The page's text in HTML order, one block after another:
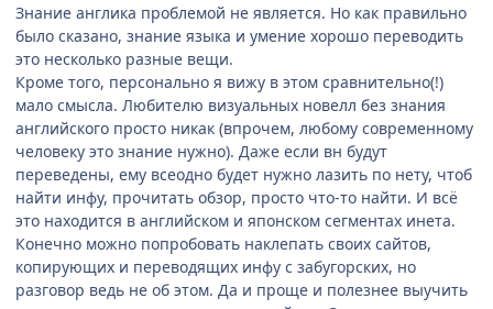
Знание англика проблемой не является. Но как правильно
было сказано, знание языка и умение хорошо переводить
это несколько разные вещи.
Кроме того, персонально я вижу в этом сравнительно(!)
мало смысла. Любителю визуальных новелл без знания
английского просто никак (впрочем, любому современному
человеку это знание нужно). Даже если вн будут
переведены, ему всеодно будет нужно лазить по нету, чтоб
найти инфу, прочитать обзор, просто что-то найти. И всё
это находится в английском и японском сегментах инета.
Конечно можно попробовать наклепать своих сайтов,
копирующих и переводящих инфу с забугорских, но
разговор ведь не об этом. Да и проще и полезнее выучить